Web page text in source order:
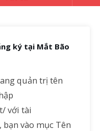
ký tại Mắt Bão
quản trị tên
với tài
vào mục Tên